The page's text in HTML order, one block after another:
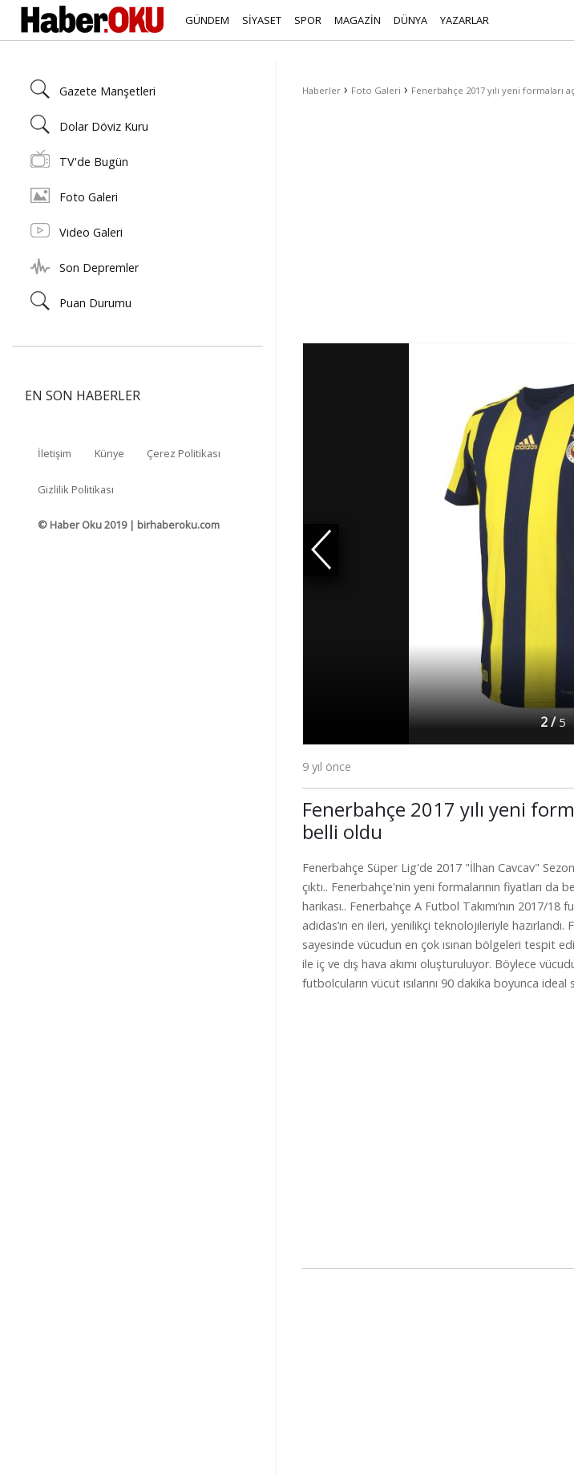
GÜNDEM SİYASET SPOR MAGAZİN DÜNYA YAZARLAR
Haberler› Foto Galeri › Fenerbahçe 2017 yılı yeni formaları
2 /5
9 yıl önce
Fenerbahçe 2017 yılı yeni
belli oldu
Fenerbahçe Süper Lig'de 2017 "İlhan Cavcav"
çıktı.. Fenerbahçe'nin yeni formalarının fiyatları
harikası.. Fenerbahçe A Futbol Takımı’nın 2017/
adidas’ın en ileri, yenilikçi teknolojileriyle
sayesinde vücudun en çok ısınan bölgeleri tespit
ile iç ve dış hava akımı oluşturuluyor. Böylece
futbolcuların vücut ısılarını 90 dakika boyunca ideal
Gazete Manşetleri
Dolar Döviz Kuru
TV'de Bugün
Foto Galeri
Video Galeri
Son Depremler
Puan Durumu
EN SON HABERLER
İletişim Künye Çerez Politikası
Gizlilik Politikası
© Haber Oku 2019 | birhaberoku.com